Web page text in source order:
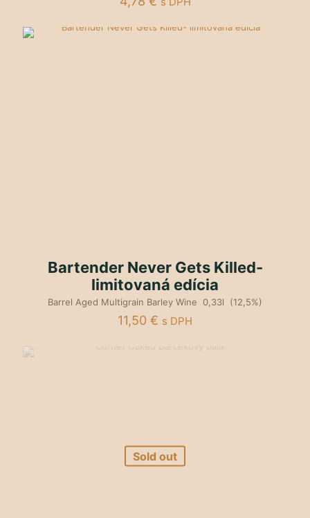
Bartender Never Gets Killed-
limitovaná edícia
Barrel Aged Multigrain Barley Wine 0,33l (12,5%)
11,50 € s DPH
Sold out